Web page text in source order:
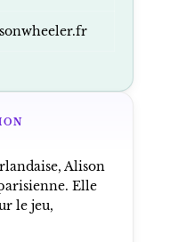
Alison
Elle
le jeu,